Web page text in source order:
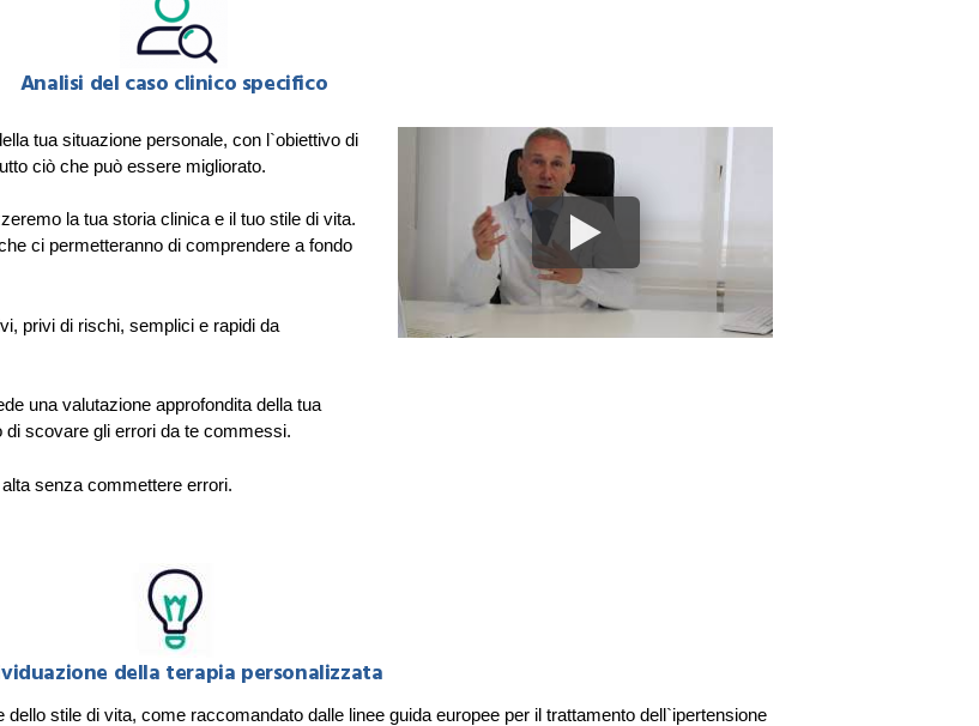
Analisi del caso clinico specifico
tua situazione personale, con l`obiettivo di
ciò che può essere migliorato.
la tua storia clinica e il tuo stile di vita.
ci permetteranno di comprendere a fondo
privi di rischi, semplici e rapidi da
una valutazione approfondita della tua
scovare gli errori da te commessi.
senza commettere errori.
della terapia personalizzata
stile di vita, come raccomandato dalle linee guida europee per il trattamento dell`ipertensione